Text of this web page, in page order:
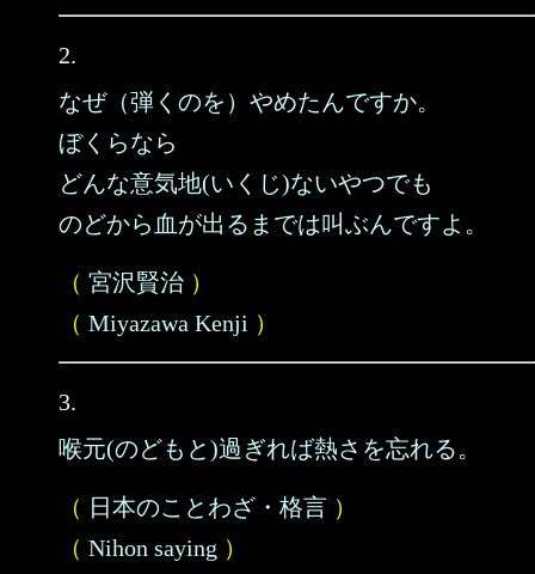
2.
なぜ（弾くのを）やめたんですか。
ぼくらなら
どんな意気地(いくじ)ないやつでも
のどから血が出るまでは叫ぶんですよ。
（ 宮沢賢治 ）
（ Miyazawa Kenji ）
3.
喉元(のどもと)過ぎれば熱さを忘れる。
（ 日本のことわざ・格言 ）
（ Nihon saying ）